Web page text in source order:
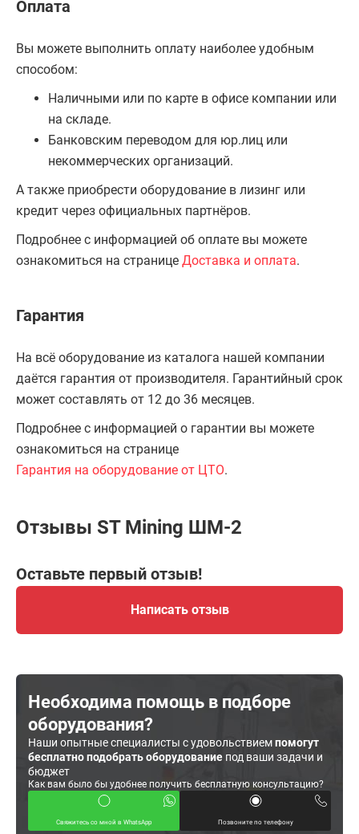
Оплата
Вы можете выполнить оплату наиболее удобным
способом:
Наличными или по карте в офисе компании или
на складе.
Банковским переводом для юр.лиц или
некоммерческих организаций.
А также приобрести оборудование в лизинг или
кредит через официальных партнёров.
Подробнее с информацией об оплате вы можете
ознакомиться на странице Доставка и оплата.
Гарантия
На всё оборудование из каталога нашей компании
даётся гарантия от производителя. Гарантийный срок
может составлять от 12 до 36 месяцев.
Подробнее с информацией о гарантии вы можете
ознакомиться на странице
Гарантия на оборудование от ЦТО.
Отзывы ST Mining ШМ-2
Оставьте первый отзыв!
Написать отзыв
Необходима помощь в подборе
оборудования?
Наши опытные специалисты с удовольствиемпомогут
бесплатно подобрать оборудование под ваши задачи и
бюджет
Как вам было бы удобнее получить бесплатную консультацию?
Свяжитесь со мной в WhatsApp Позвоните по телефону